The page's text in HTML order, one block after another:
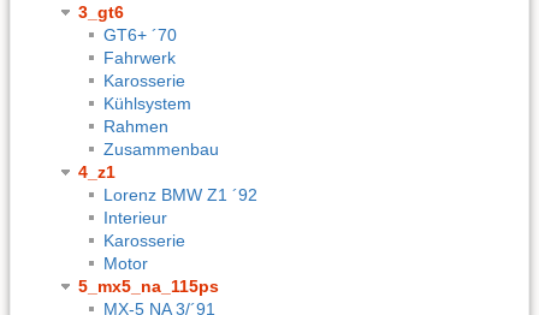
3_gt6
GT6+ ´70
Fahrwerk
Karosserie
Kühlsystem
Rahmen
Zusammenbau
4_z1
Lorenz BMW Z1 ´92
Interieur
Karosserie
Motor
5_mx5_na_115ps
MX-5 NA 3/´91